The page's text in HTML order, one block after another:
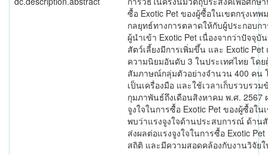
ซื้อ Exotic Pet ของผู้ซื้อในเขตกรุงเท
กลยุทธ์ทางการตลาดให้กับผู้ประกอบก
ผู้นำเข้า Exotic Pet เนื่องจากว่าปัจจุบั
สัตว์เลี้ยงมีการเพิ่มขึ้น และ Exotic
ความนิยมอันดับ 3 ในประเทศไทย โดย
สัมภาษณ์กลุ่มตัวอย่างจำนวน 400 คน
เป็นเครื่องมือ และใช้เวลาเก็บรวบรว
กุมภาพันธ์ถึงเดือนสิงหาคม พ.ศ. 2567
จูงใจในการซื้อ Exotic Pet ของผู้ซื้อใ
พบว่าแรงจูงใจด้านประสบการณ์ ด้าน
ส่งผลต่อแรงจูงใจในการซื้อ Exotic
สถิติ และมีความสอดคล้องกับงานวิจัย